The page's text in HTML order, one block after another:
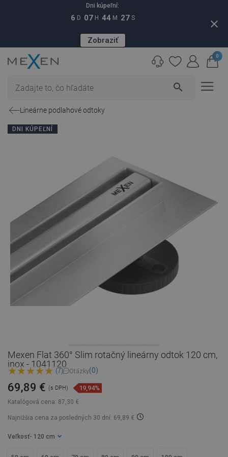
Dni kúpeľní:
6 D 07 H 44 M 26 S
Zobraziť
close
search
0
Lineárne podlahové odtoky
DNI KÚPEĽNÍ
Mexen Flat 360° Slim rotačný lineárny odtok 120 cm,
inox - 1041120
(7) Otázky(0)
Katalógová cena: 87,30 €
69,89 € (s DPH) 19,94%
Najnižšia cena za posledných 30 dní: 69,89 €
Veľkosť - 120 cm